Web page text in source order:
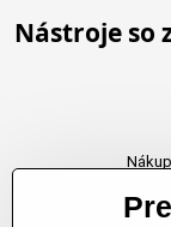
Nástroje so